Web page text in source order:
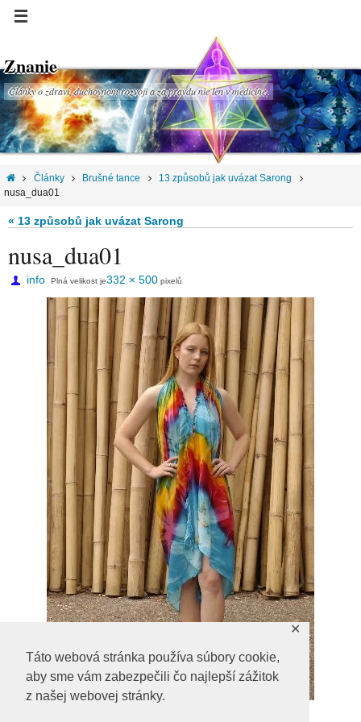
Táto webová stránka používa súbory cookie,
aby sme vám zabezpečili čo najlepší zážitok
z našej webovej stránky.
✕
Znanie
Články o zdraví, duchovnom rozvoji a za pravdu nie len v medicíne.
Články Brušné tance
13 způsobů jak uvázat Sarong
nusa_dua01
« 13 způsobů jak uvázat Sarong
nusa_dua01
info Plná velikost je332 × 500 pixelů